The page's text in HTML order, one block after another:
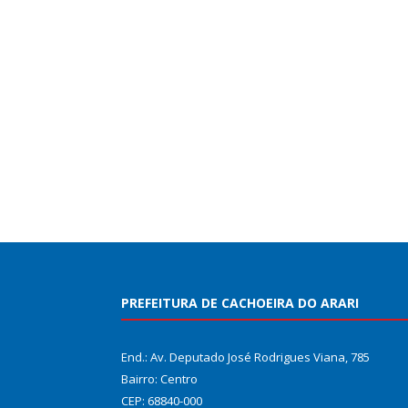
PREFEITURA DE CACHOEIRA DO ARARI
End.: Av. Deputado José Rodrigues Viana, 785
Bairro: Centro
CEP: 68840-000